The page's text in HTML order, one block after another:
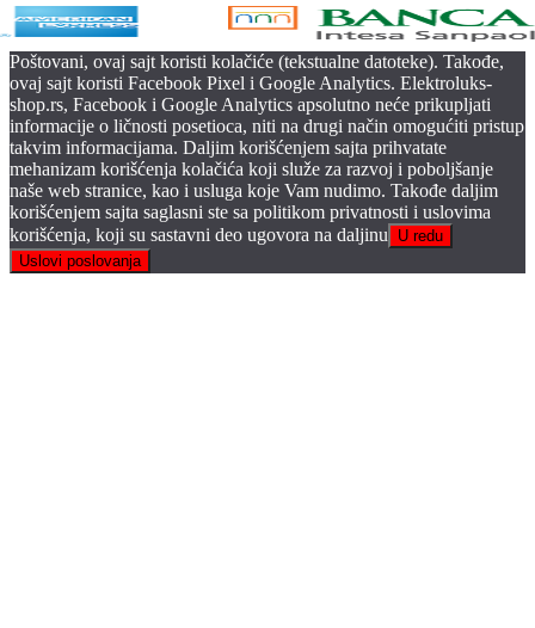
Poštovani, ovaj sajt koristi kolačiće (tekstualne datoteke). Takođe,
ovaj sajt koristi Facebook Pixel i Google Analytics. Elektroluks-
shop.rs, Facebook i Google Analytics apsolutno neće prikupljati
informacije o ličnosti posetioca, niti na drugi način omogućiti pristup
takvim informacijama. Daljim korišćenjem sajta prihvatate
mehanizam korišćenja kolačića koji služe za razvoj i poboljšanje
naše web stranice, kao i usluga koje Vam nudimo. Takođe daljim
korišćenjem sajta saglasni ste sa politikom privatnosti i uslovima
korišćenja, koji su sastavni deo ugovora na daljinu
U redu
Uslovi poslovanja